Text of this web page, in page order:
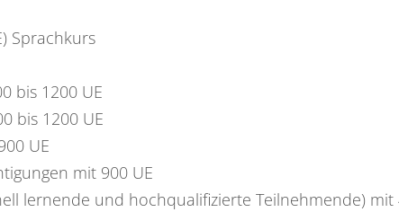
Sprachkurs
bis 1200 UE
bis 1200 UE
UE
mit 900 UE
lernende und hochqualifizierte Teilnehmende) mit